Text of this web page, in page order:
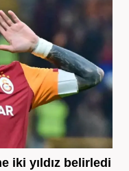
iki yıldız belirledi